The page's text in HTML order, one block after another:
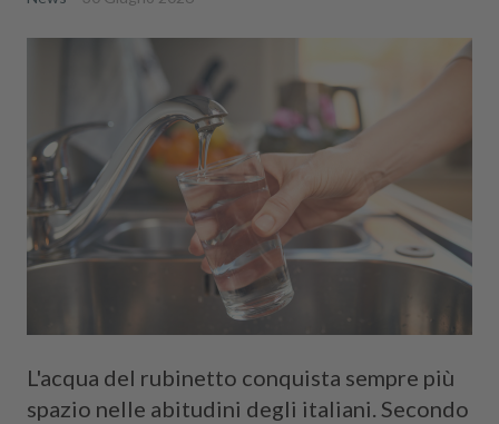
L'acqua del rubinetto conquista sempre più
spazio nelle abitudini degli italiani. Secondo